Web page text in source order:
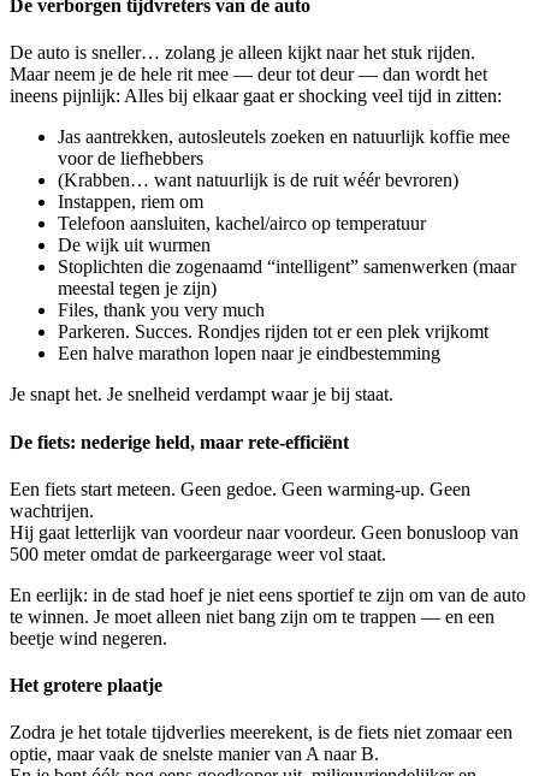
De verborgen tijdvreters van de auto
De auto is sneller… zolang je alleen kijkt naar het stuk rijden.
Maar neem je de hele rit mee — deur tot deur — dan wordt het
ineens pijnlijk: Alles bij elkaar gaat er shocking veel tijd in zitten:
Jas aantrekken, autosleutels zoeken en natuurlijk koffie mee
voor de liefhebbers
(Krabben… want natuurlijk is de ruit wéér bevroren)
Instappen, riem om
Telefoon aansluiten, kachel/airco op temperatuur
De wijk uit wurmen
Stoplichten die zogenaamd “intelligent” samenwerken (maar
meestal tegen je zijn)
Files, thank you very much
Parkeren. Succes. Rondjes rijden tot er een plek vrijkomt
Een halve marathon lopen naar je eindbestemming
Je snapt het. Je snelheid verdampt waar je bij staat.
De fiets: nederige held, maar rete-efficiënt
Een fiets start meteen. Geen gedoe. Geen warming-up. Geen
wachtrijen.
Hij gaat letterlijk van voordeur naar voordeur. Geen bonusloop van
500 meter omdat de parkeergarage weer vol staat.
En eerlijk: in de stad hoef je niet eens sportief te zijn om van de auto
te winnen. Je moet alleen niet bang zijn om te trappen — en een
beetje wind negeren.
Het grotere plaatje
Zodra je het totale tijdverlies meerekent, is de fiets niet zomaar een
optie, maar vaak de snelste manier van A naar B.